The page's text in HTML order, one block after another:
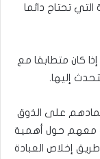
تحتاج دائما
كان متطابقا مع
إليها.
على الذوق
معهم حول أهمية
إخلاص العبادة